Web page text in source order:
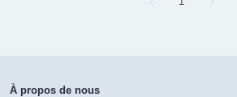
À propos de nous